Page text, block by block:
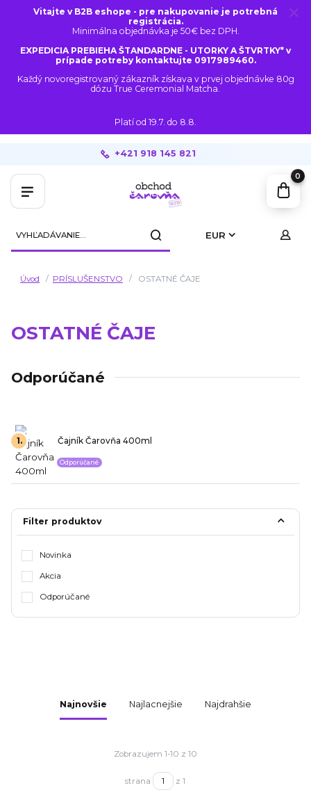
Vitajte v B2B eshope - pre nakupovanie je potrebná
registrácia.
Minimálna objednávka je 50€ bez DPH.
EXPEDICIA PREBIEHA ŠTANDARDNE - UTORKY A ŠTVRTKY* v
prípade potreby kontaktujte 0917989460.
Každý novoregistrovaný zákazník získava v prvej objednávke 80g
dózu True Ceremonial Matcha.
Platí od 19.7. do 8.8.
EUR
+421 918 145 821
0
Úvod PRÍSLUŠENSTVO OSTATNÉ ČAJE
OSTATNÉ ČAJE
Odporúčané
1. Čajník Čarovňa 400ml
Odporúčané
Filter produktov
Novinka
Akcia
Odporúčané
Najnovšie Najlacnejšie Najdrahšie
Zobrazujem 1-10 z 10
strana z 1